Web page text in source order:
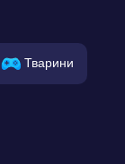
Тварини